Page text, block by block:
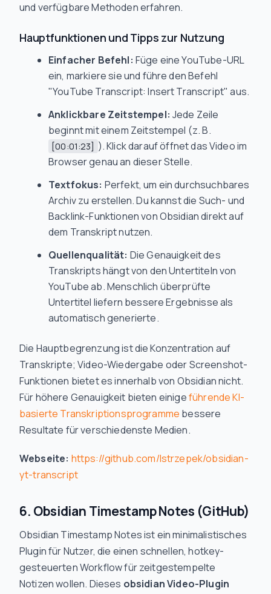
und verfügbare Methoden erfahren.
Hauptfunktionen und Tipps zur Nutzung
Einfacher Befehl: Füge eine YouTube-URL
ein, markiere sie und führe den Befehl
"YouTube Transcript: Insert Transcript" aus.
Anklickbare Zeitstempel: Jede Zeile
beginnt mit einem Zeitstempel (z. B.
[00:01:23] ). Klick darauf öffnet das Video im
Browser genau an dieser Stelle.
Textfokus: Perfekt, um ein durchsuchbares
Archiv zu erstellen. Du kannst die Such- und
Backlink-Funktionen von Obsidian direkt auf
dem Transkript nutzen.
Quellenqualität: Die Genauigkeit des
Transkripts hängt von den Untertiteln von
YouTube ab. Menschlich überprüfte
Untertitel liefern bessere Ergebnisse als
automatisch generierte.
Die Hauptbegrenzung ist die Konzentration auf
Transkripte; Video-Wiedergabe oder Screenshot-
Funktionen bietet es innerhalb von Obsidian nicht.
Für höhere Genauigkeit bieten einigeführende KI-
basierte Transkriptionsprogramme bessere
Resultate für verschiedenste Medien.
Webseite: https://github.com/lstrzepek/obsidian-
yt-transcript
6. Obsidian Timestamp Notes (GitHub)
Obsidian Timestamp Notes ist ein minimalistisches
Plugin für Nutzer, die einen schnellen, hotkey-
gesteuerten Workflow für zeitgestempelte
Notizen wollen. Dieses obsidian Video-Plugin